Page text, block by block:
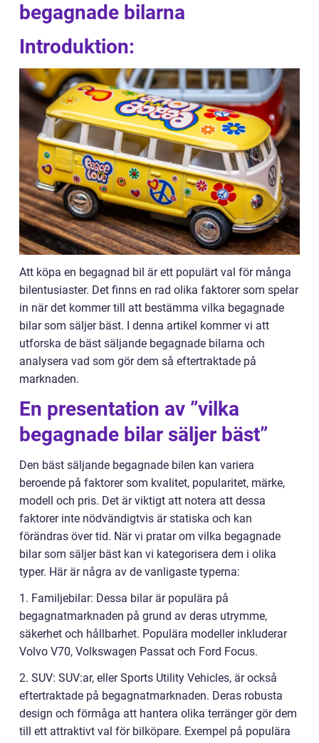
begagnade bilarna
Introduktion:
Att köpa en begagnad bil är ett populärt val för många
bilentusiaster. Det finns en rad olika faktorer som spelar
in när det kommer till att bestämma vilka begagnade
bilar som säljer bäst. I denna artikel kommer vi att
utforska de bäst säljande begagnade bilarna och
analysera vad som gör dem så eftertraktade på
marknaden.
En presentation av ”vilka
begagnade bilar säljer bäst”
Den bäst säljande begagnade bilen kan variera
beroende på faktorer som kvalitet, popularitet, märke,
modell och pris. Det är viktigt att notera att dessa
faktorer inte nödvändigtvis är statiska och kan
förändras över tid. När vi pratar om vilka begagnade
bilar som säljer bäst kan vi kategorisera dem i olika
typer. Här är några av de vanligaste typerna:
1. Familjebilar: Dessa bilar är populära på
begagnatmarknaden på grund av deras utrymme,
säkerhet och hållbarhet. Populära modeller inkluderar
Volvo V70, Volkswagen Passat och Ford Focus.
2. SUV: SUV:ar, eller Sports Utility Vehicles, är också
eftertraktade på begagnatmarknaden. Deras robusta
design och förmåga att hantera olika terränger gör dem
till ett attraktivt val för bilköpare. Exempel på populära